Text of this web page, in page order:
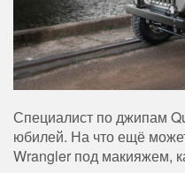
Специалист по джипам
юбилей. На что ещё
Wrangler под макияжем,